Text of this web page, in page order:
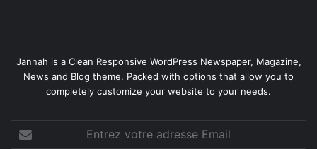
Jannah is a Clean Responsive WordPress Newspaper, Magazine,
News and Blog theme. Packed with options that allow you to
completely customize your website to your needs.
Entrez
votre